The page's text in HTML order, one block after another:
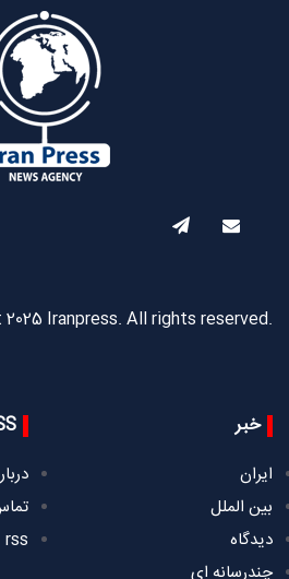
Iranpress. All rights reserved.
خبر
ایران
بین الملل
دیدگاه
چندرسانه ای
rss